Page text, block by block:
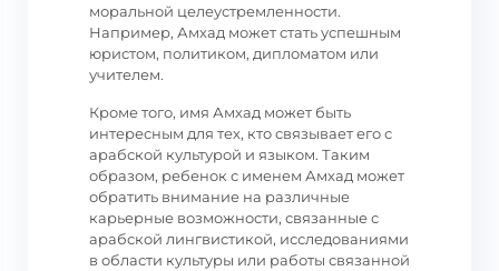
моральной целеустремленности.
Например, Амхад может стать успешным
юристом, политиком, дипломатом или
учителем.
Кроме того, имя Амхад может быть
интересным для тех, кто связывает его с
арабской культурой и языком. Таким
образом, ребенок с именем Амхад может
обратить внимание на различные
карьерные возможности, связанные с
арабской лингвистикой, исследованиями
в области культуры или работы связанной